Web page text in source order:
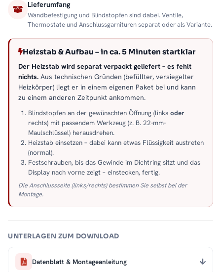
Lieferumfang
Wandbefestigung und Blindstopfen sind dabei. Ventile,
Thermostate und Anschlussgarnituren separat oder als Variante.
Heizstab & Aufbau – in ca. 5 Minuten startklar
Der Heizstab wird separat verpackt geliefert – es fehlt
nichts. Aus technischen Gründen (befüllter, versiegelter
Heizkörper) liegt er in einem eigenen Paket bei und kann
zu einem anderen Zeitpunkt ankommen.
Blindstopfen an der gewünschten Öffnung (links oder
rechts) mit passendem Werkzeug (z. B. 22-mm-
Maulschlüssel) herausdrehen.
Heizstab einsetzen – dabei kann etwas Flüssigkeit austreten
(normal).
Festschrauben, bis das Gewinde im Dichtring sitzt und das
Display nach vorne zeigt – einstecken, fertig.
Die Anschlussseite (links/rechts) bestimmen Sie selbst bei der
Montage.
UNTERLAGEN ZUM DOWNLOAD
Datenblatt & Montageanleitung